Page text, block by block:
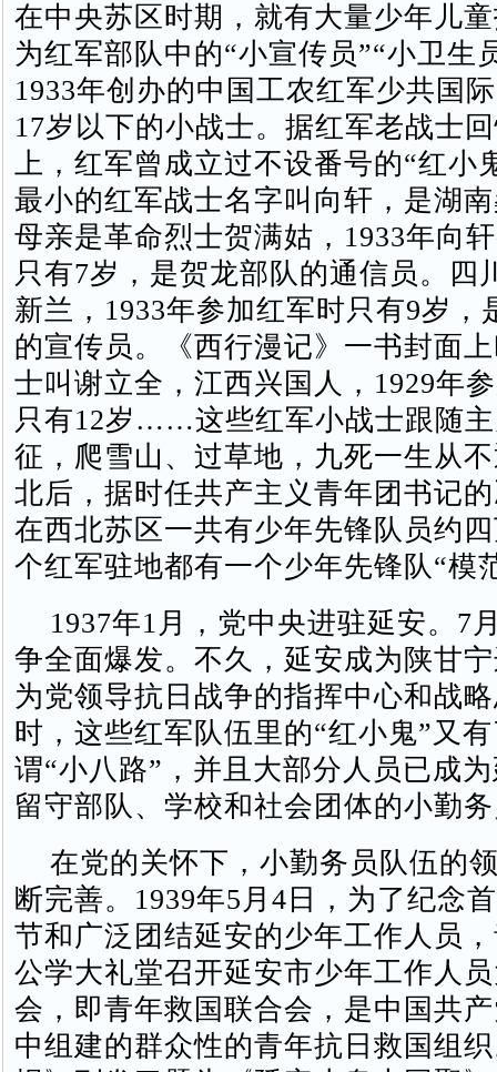
在中央苏区时期，就有大量少年儿
为红军部队中的“小宣传员”“小卫生
1933年创办的中国工农红军少共国
17岁以下的小战士。据红军老战士
上，红军曾成立过不设番号的“红小
最小的红军战士名字叫向轩，是湖
母亲是革命烈士贺满姑，1933年向
只有7岁，是贺龙部队的通信员。四
新兰，1933年参加红军时只有9岁，
的宣传员。《西行漫记》一书封面
士叫谢立全，江西兴国人，1929年
只有12岁……这些红军小战士跟随
征，爬雪山、过草地，九死一生从
北后，据时任共产主义青年团书记
在西北苏区一共有少年先锋队员约
个红军驻地都有一个少年先锋队“模
1937年1月，党中央进驻延安。7
争全面爆发。不久，延安成为陕甘
为党领导抗日战争的指挥中心和战
时，这些红军队伍里的“红小鬼”又
谓“小八路”，并且大部分人员已成
留守部队、学校和社会团体的小勤
在党的关怀下，小勤务员队伍的
断完善。1939年5月4日，为了纪念
节和广泛团结延安的少年工作人员
公学大礼堂召开延安市少年工作人
会，即青年救国联合会，是中国共
中组建的群众性的青年抗日救国组